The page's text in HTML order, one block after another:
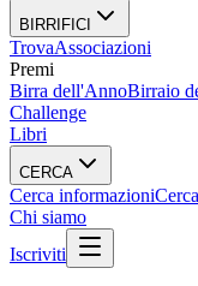
BIRRIFICI
TrovaAssociazioni
Premi
Birra dell'AnnoBirraio
Challenge
Libri
CERCA
Cerca informazioni
Chi siamo
Iscriviti